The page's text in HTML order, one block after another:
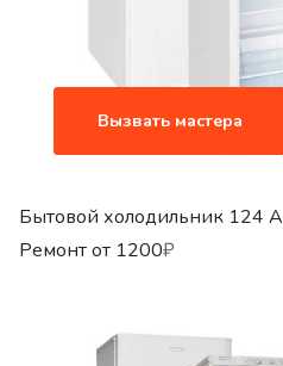
Вызвать мастера
Бытовой холодильник 124 A
Ремонт от 1200₽